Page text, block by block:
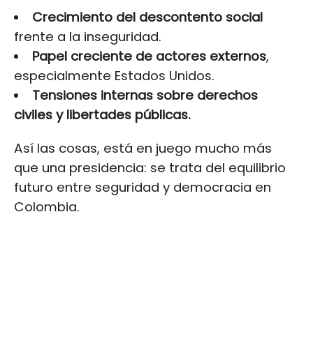
Crecimiento del descontento social
frente a la inseguridad.
Papel creciente de actores externos,
especialmente Estados Unidos.
Tensiones internas sobre derechos
civiles y libertades públicas.
Así las cosas, está en juego mucho más
que una presidencia: se trata del equilibrio
futuro entre seguridad y democracia en
Colombia.